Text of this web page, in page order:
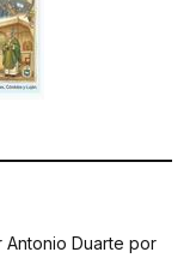
Duarte por